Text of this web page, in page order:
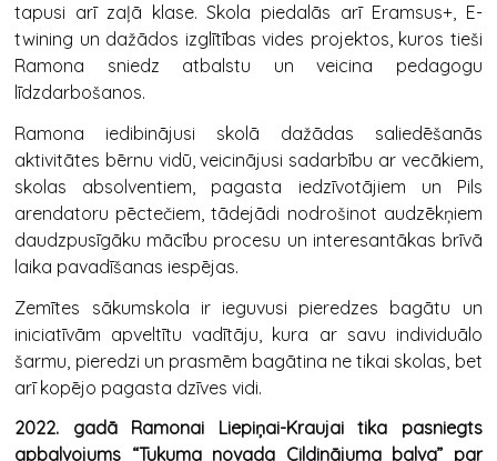
tapusi arī zaļā klase. Skola piedalās arī Eramsus+, E-
twining un dažādos izglītības vides projektos, kuros tieši
Ramona sniedz atbalstu un veicina pedagogu
līdzdarbošanos.
Ramona iedibinājusi skolā dažādas saliedēšanās
aktivitātes bērnu vidū, veicinājusi sadarbību ar vecākiem,
skolas absolventiem, pagasta iedzīvotājiem un Pils
arendatoru pēctečiem, tādejādi nodrošinot audzēkņiem
daudzpusīgāku mācību procesu un interesantākas brīvā
laika pavadīšanas iespējas.
Zemītes sākumskola ir ieguvusi pieredzes bagātu un
iniciatīvām apveltītu vadītāju, kura ar savu individuālo
šarmu, pieredzi un prasmēm bagātina ne tikai skolas, bet
arī kopējo pagasta dzīves vidi.
2022. gadā Ramonai Liepiņai-Kraujai tika pasniegts
apbalvojums “Tukuma novada Cildinājuma balva” par